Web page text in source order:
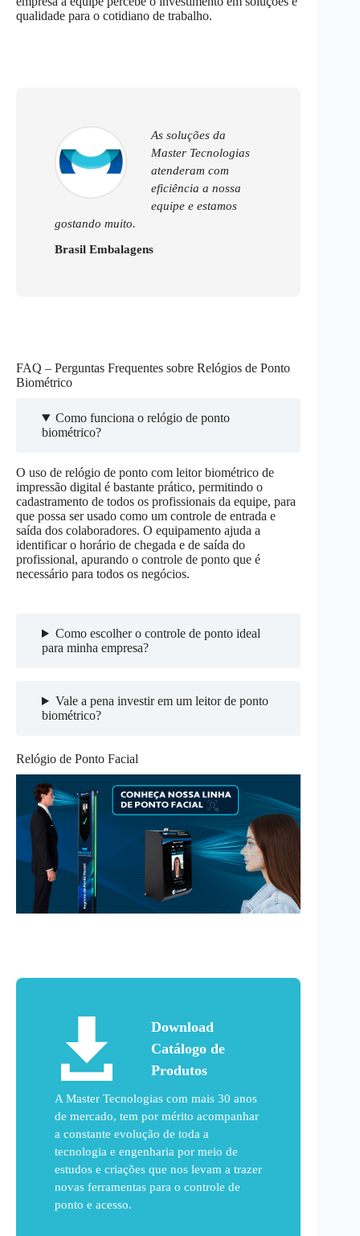
qualidade para o cotidiano de trabalho.
As soluções da
Master Tecnologias
atenderam com
eficiência a nossa
equipe e estamos
gostando muito.
Brasil Embalagens
FAQ – Perguntas Frequentes sobre Relógios de Ponto
Biométrico
Como funciona o relógio de ponto
biométrico?
O uso de relógio de ponto com leitor biométrico de
impressão digital é bastante prático, permitindo o
cadastramento de todos os profissionais da equipe, para
que possa ser usado como um controle de entrada e
saída dos colaboradores. O equipamento ajuda a
identificar o horário de chegada e de saída do
profissional, apurando o controle de ponto que é
necessário para todos os negócios.
Como escolher o controle de ponto ideal
para minha empresa?
Vale a pena investir em um leitor de ponto
biométrico?
Relógio de Ponto Facial
Download
Catálogo de
Produtos
A Master Tecnologias com mais 30 anos
de mercado, tem por mérito acompanhar
a constante evolução de toda a
tecnologia e engenharia por meio de
estudos e criações que nos levam a trazer
novas ferramentas para o controle de
ponto e acesso.